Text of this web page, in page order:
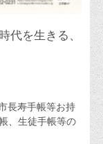
代を生きる、
長寿手帳等お持
、生徒手帳等の